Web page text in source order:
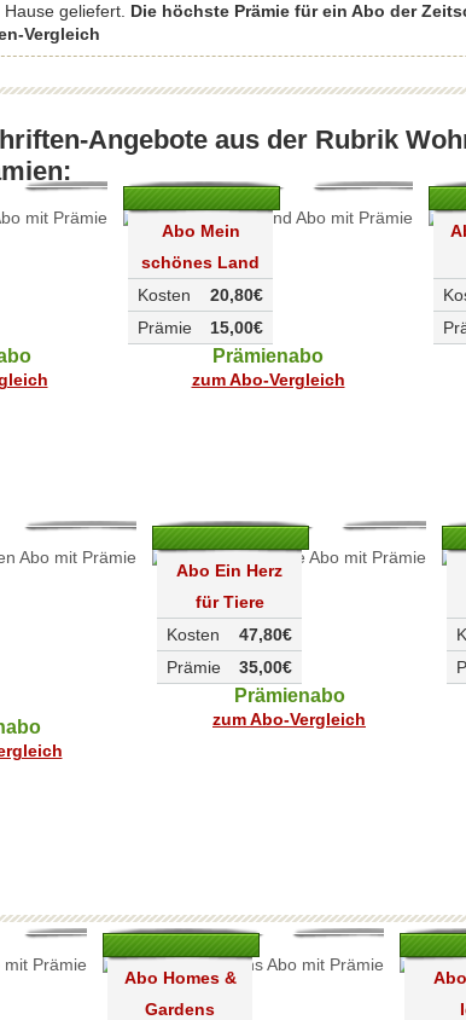
geliefert. Die höchste Prämie für ein Abo der
Vergleich
Angebote aus der Rubrik
Abo Mein
schönes Land
20,80€
Kosten
15,00€
Prämie
Prämienabo
zum Abo-Vergleich
Abo Ein Herz
für Tiere
47,80€
Kosten
35,00€
Prämie
Prämienabo
zum Abo-Vergleich
Abo Homes &
Gardens